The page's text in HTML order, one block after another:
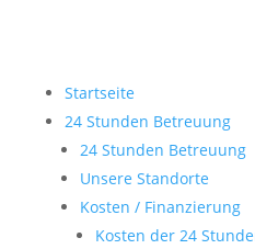
Startseite
24 Stunden Betreuung
24 Stunden Betreuung
Unsere Standorte
Kosten / Finanzierung
Kosten der 24